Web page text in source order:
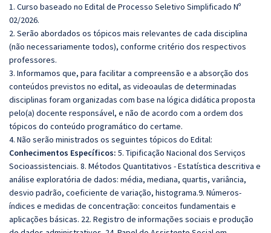
1. Curso baseado no Edital de Processo Seletivo Simplificado Nº
02/2026.
2. Serão abordados os tópicos mais relevantes de cada disciplina
(não necessariamente todos), conforme critério dos respectivos
professores.
3. Informamos que, para facilitar a compreensão e a absorção dos
conteúdos previstos no edital, as videoaulas de determinadas
disciplinas foram organizadas com base na lógica didática proposta
pelo(a) docente responsável, e não de acordo com a ordem dos
tópicos do conteúdo programático do certame.
4. Não serão ministrados os seguintes tópicos do Edital:
Conhecimentos Específicos: 5. Tipificação Nacional dos Serviços
Socioassistenciais. 8. Métodos Quantitativos - Estatística descritiva e
análise exploratória de dados: média, mediana, quartis, variância,
desvio padrão, coeficiente de variação, histograma.9. Números-
índices e medidas de concentração: conceitos fundamentais e
aplicações básicas. 22. Registro de informações sociais e produção